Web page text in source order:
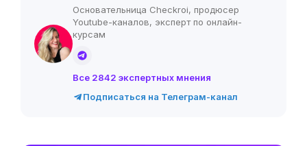
Основательница Checkroi, продюсер
Youtube-каналов, эксперт по онлайн-
курсам
Все 2842 экспертных мнения
Подписаться на Телеграм-канал